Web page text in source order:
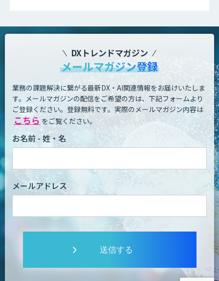
DXトレンドマガジン
メールマガジン登録
業務の課題解決に繋がる最新DX・AI関連情報をお届けいたしま
す。 メールマガジンの配信をご希望の方は、下記フォームより
ご登録ください。登録無料です。 実際のメールマガジン内容は
こちら をご覧ください。
お名前 - 姓・名
メールアドレス
送信する